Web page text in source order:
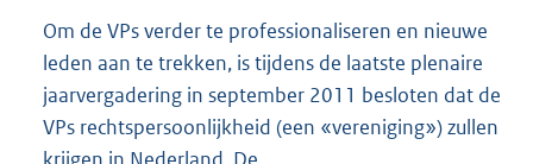
Om de VPs verder te professionaliseren en nieuwe
leden aan te trekken, is tijdens de laatste plenaire
jaarvergadering in september 2011 besloten dat de
VPs rechtspersoonlijkheid (een «vereniging») zullen
krijgen in Nederland. De